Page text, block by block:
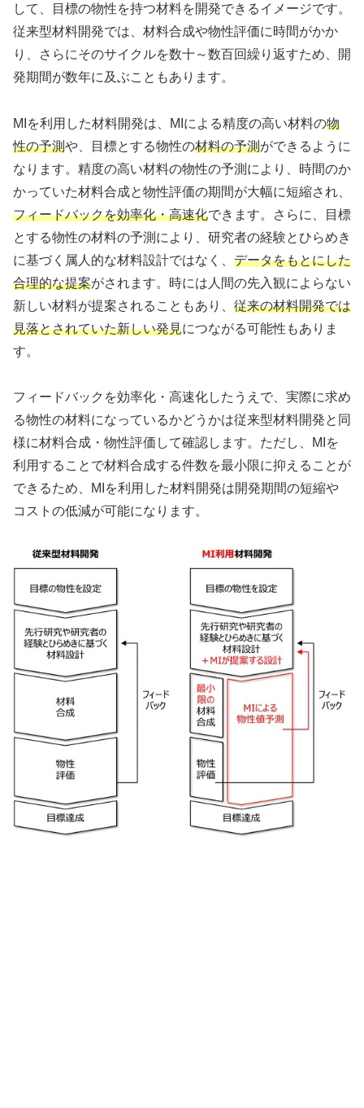
して、目標の物性を持つ材料を開発できるイメージです。
従来型材料開発では、材料合成や物性評価に時間がかか
り、さらにそのサイクルを数十～数百回繰り返すため、開
発期間が数年に及ぶこともあります。
MIを利用した材料開発は、MIによる精度の高い材料の物
性の予測や、目標とする物性の材料の予測ができるように
なります。精度の高い材料の物性の予測により、時間のか
かっていた材料合成と物性評価の期間が大幅に短縮され、
フィードバックを効率化・高速化できます。さらに、目標
とする物性の材料の予測により、研究者の経験とひらめき
に基づく属人的な材料設計ではなく、 データをもとにした
合理的な提案がされます。時には人間の先入観によらない
新しい材料が提案されることもあり、 従来の材料開発では
見落とされていた新しい発見につながる可能性もありま
す。
フィードバックを効率化・高速化したうえで、実際に求め
る物性の材料になっているかどうかは従来型材料開発と同
様に材料合成・物性評価して確認します。ただし、MIを
利用することで材料合成する件数を最小限に抑えることが
できるため、MIを利用した材料開発は開発期間の短縮や
コストの低減が可能になります。